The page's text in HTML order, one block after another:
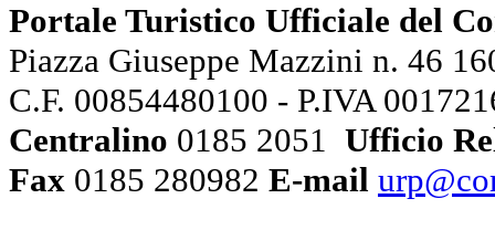
Portale Turistico Ufficiale del
Piazza Giuseppe Mazzini n. 46
C.F. 00854480100 - P.IVA
Centralino 0185 2051 Ufficio
Fax 0185 280982 E-mail